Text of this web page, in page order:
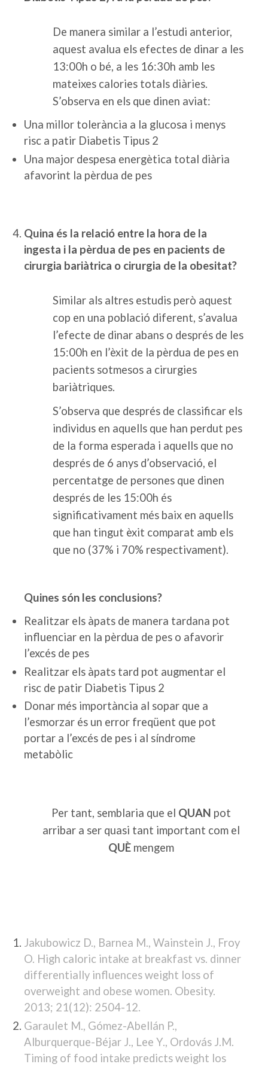
De manera similar a l’estudi anterior,
aquest avalua els efectes de dinar a les
13:00h o bé, a les 16:30h amb les
mateixes calories totals diàries.
S’observa en els que dinen aviat:
Una millor tolerància a la glucosa i menys
risc a patir Diabetis Tipus 2
Una major despesa energètica total diària
afavorint la pèrdua de pes
Quina és la relació entre la hora de la
ingesta i la pèrdua de pes en pacients de
cirurgia bariàtrica o cirurgia de la obesitat?
Similar als altres estudis però aquest
cop en una població diferent, s’avalua
l’efecte de dinar abans o després de les
15:00h en l’èxit de la pèrdua de pes en
pacients sotmesos a cirurgies
bariàtriques.
S’observa que després de classificar els
individus en aquells que han perdut pes
de la forma esperada i aquells que no
després de 6 anys d’observació, el
percentatge de persones que dinen
després de les 15:00h és
significativament més baix en aquells
que han tingut èxit comparat amb els
que no (37% i 70% respectivament).
Quines són les conclusions?
Realitzar els àpats de manera tardana pot
influenciar en la pèrdua de pes o afavorir
l’excés de pes
Realitzar els àpats tard pot augmentar el
risc de patir Diabetis Tipus 2
Donar més importància al sopar que a
l’esmorzar és un error freqüent que pot
portar a l’excés de pes i al síndrome
metabòlic
Per tant, semblaria que el QUAN pot
arribar a ser quasi tant important com el
QUÈ mengem
Jakubowicz D., Barnea M., Wainstein J., Froy
O. High caloric intake at breakfast vs. dinner
differentially influences weight loss of
overweight and obese women. Obesity.
2013; 21(12): 2504-12.
Garaulet M., Gómez-Abellán P.,
Alburquerque-Béjar J., Lee Y., Ordovás J.M.
Timing of food intake predicts weight los